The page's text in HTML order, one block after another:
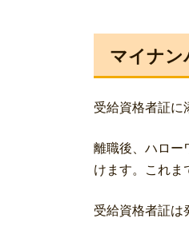
マイナン
受給資格者証に
離職後、ハロー
けます。これま
受給資格者証は